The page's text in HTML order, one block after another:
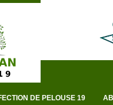
DE PELOUSE 19